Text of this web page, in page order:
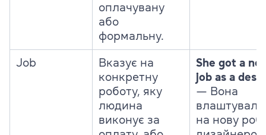
оплачувану
або
формальну.
Job
Вказує на
конкретну
роботу, яку
людина
виконує за
She got a
job as a
— Вона
на нову